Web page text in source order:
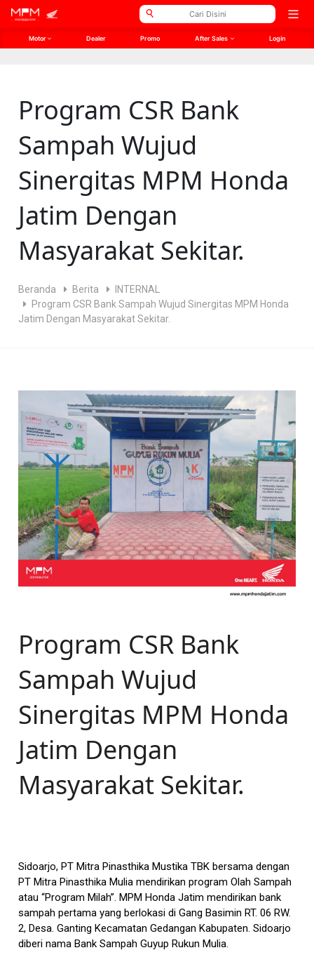
// Open Graph Meta // Twitter Meta
Open
Motor Dealer Promo After Sales Login
Program CSR Bank
Sampah Wujud
Sinergitas MPM Honda
Jatim Dengan
Masyarakat Sekitar.
Beranda Berita
INTERNAL
Program CSR Bank Sampah Wujud Sinergitas MPM Honda
Jatim Dengan Masyarakat Sekitar.
Program CSR Bank
Sampah Wujud
Sinergitas MPM Honda
Jatim Dengan
Masyarakat Sekitar.
Sidoarjo, PT Mitra Pinasthika Mustika TBK bersama dengan
PT Mitra Pinasthika Mulia mendirikan program Olah Sampah
atau “Program Milah”. MPM Honda Jatim mendirikan bank
sampah pertama yang berlokasi di Gang Basimin RT. 06 RW.
2, Desa. Ganting Kecamatan Gedangan Kabupaten. Sidoarjo
diberi nama Bank Sampah Guyup Rukun Mulia.